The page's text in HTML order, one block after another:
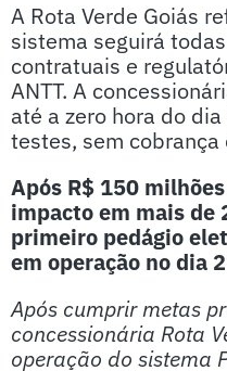
A Rota Verde Goiás
sistema seguirá
contratuais e
ANTT. A
até a zero hora do
testes, sem cobrança
Após R$ 150
impacto em mais de
primeiro pedágio
em operação no dia
Após cumprir metas
concessionária Rota
operação do sistema